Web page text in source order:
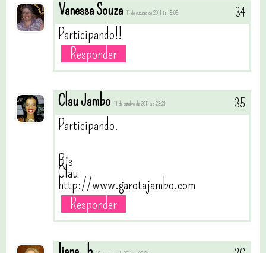
Vanessa Souza 11 de outubro de 2011 às 19:09
Participando!!
Responder
Clau Jambo 11 de outubro de 2011 às 23:21
Participando.
Bjs
Clau
http://www.garotajambo.com
Responder